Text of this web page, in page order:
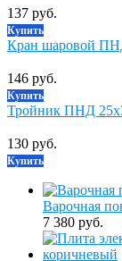
137 руб.
Купить
Кран шаровой
146 руб.
Купить
Тройник ПНД
130 руб.
Купить
Варочная
7 380 руб.